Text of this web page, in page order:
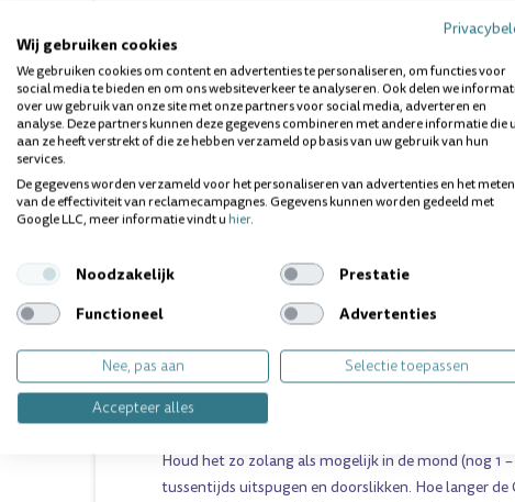
Onderzoek heeft aangetoond dat RecaldentTM
zichtbaarheid van nieuwe "white spots" kan
natuurlijke "tand-achtige" doorschijnendheid.
GEBRUIKSAANWIJZING GC TOOTHMOUSSE
Dagelijks aan te brengen na het tandenpoetsen zoals
tandheelkundig gekwalificeerde.
Breng voldoende GC Toothmousse aan op de
een minimale hoeveelheid ter grootte van een
tandboog. Het materiaal wordt op de
schone droge vinger of met een wattenstaafje.
ruimten tussen de tanden kan een interdentaal
voorzien van GC Toothmousse, worden gebruikt.
Houd de GC Toothmousse 3 minuten ongestoord in
Verspreid daarna resterende GC Tooth Mousse
Houd het zo zolang als mogelijk in de mond (nog 1
tussentijds uitspugen en doorslikken. Hoe langer de
Wij gebruiken cookies
We gebruiken cookies om content en advertenties te personaliseren, om functies voor
social media te bieden en om ons websiteverkeer te analyseren. Ook delen we
over uw gebruik van onze site met onze partners voor social media, adverteren en
analyse. Deze partners kunnen deze gegevens combineren met andere informatie die u
aan ze heeft verstrekt of die ze hebben verzameld op basis van uw gebruik van hun
services.
De gegevens worden verzameld voor het personaliseren van advertenties en het meten
van de effectiviteit van reclamecampagnes. Gegevens kunnen worden gedeeld met
Google LLC, meer informatie vindt uhier.
Noodzakelijk
Prestatie
Functioneel
Advertenties
Nee, pas aan
Selectie toepassen
Accepteer alles